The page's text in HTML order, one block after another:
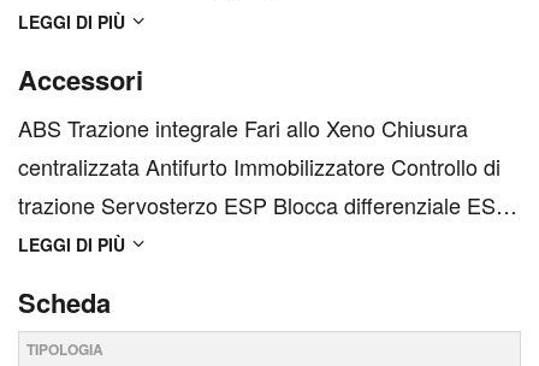
e post. con funzione attivaz. a pressione,
S, Assistenza per partenze in salita, Audi drive
select, ...
LEGGI DI PIÙ
Accessori
ABS Trazione integrale Fari allo Xeno Chiusura
centralizzata Antifurto Immobilizzatore Controllo di
trazione Servosterzo ESP Blocca differenziale ESP
Controllo di trazione Veicolo sportivo Sedile
ASR Spoiler Lunotto termico Spe...
LEGGI DI PIÙ
Scheda
TIPOLOGIA